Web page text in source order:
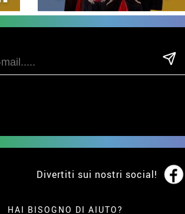
Divertiti sui nostri social!
HAI BISOGNO DI AIUTO?